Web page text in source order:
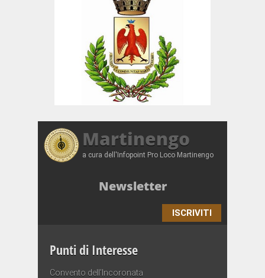
Martinengo
a cura dell'Infopoint Pro Loco Martinengo
Newsletter
ISCRIVITI
Punti di Interesse
Convento dell’Incoronata